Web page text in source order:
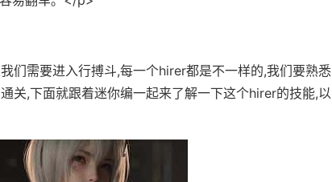
们需要进入行搏斗,每一个hirer都是不一样的,我们要熟悉
关,下面就跟着迷你编一起来了解一下这个hirer的技能,以